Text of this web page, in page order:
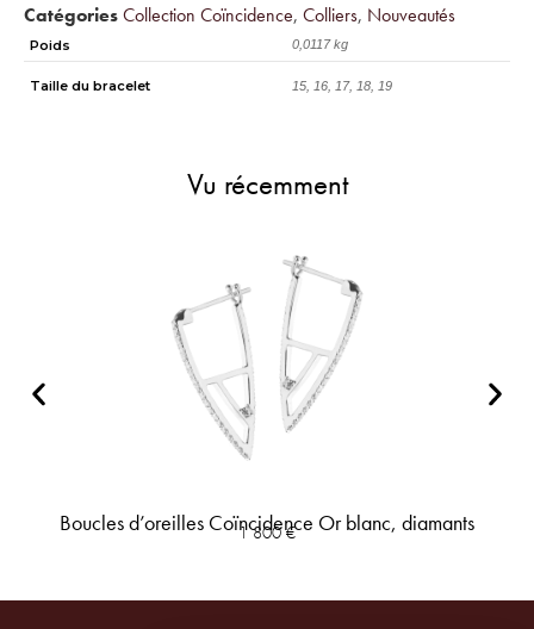
CatégoriesCollection Coïncidence, Colliers, Nouveautés
Poids 0,0117 kg
Taille du bracelet 15, 16, 17, 18, 19
Vu récemment
Boucles d’oreilles Coïncidence Or blanc, diamants
1 800€